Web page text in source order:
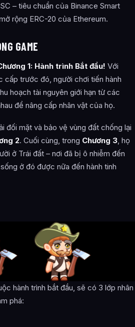
– tiêu chuẩn của Binance Smart
rộng ERC-20 của Ethereum.
GAME
1: Hành trình Bắt đầu! Với
cấp trước đó, người chơi tiến hành
hoạch tài nguyên giới hạn từ các
để nâng cấp nhân vật của họ.
đối mặt và bảo vệ vùng đất chống lại
2. Cuối cùng, trong Chương 3 , họ
ở Trái đất – nơi đã bị ô nhiễm đến
ở đó được nữa đến hành tinh
hành trình bắt đầu, sẽ có 3 lớp nhân
phá: